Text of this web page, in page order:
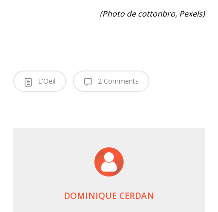
(Photo decottonbro, Pexels)
L'Oeil 2 Comments
DOMINIQUE CERDAN